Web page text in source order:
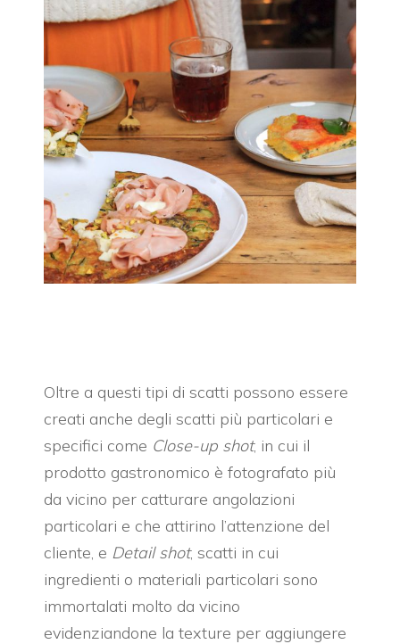
Oltre a questi tipi di scatti possono essere
creati anche degli scatti più particolari e
specifici come Close-up shot, in cui il
prodotto gastronomico è fotografato più
da vicino per catturare angolazioni
particolari e che attirino l’attenzione del
cliente, e Detail shot, scatti in cui
ingredienti o materiali particolari sono
immortalati molto da vicino
evidenziandone la texture per aggiungere